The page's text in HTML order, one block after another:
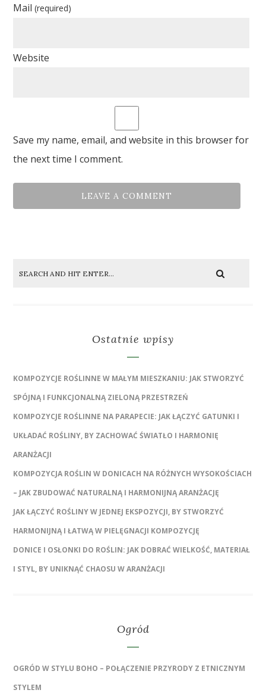
Mail(required)
Website
Save my name, email, and website in this browser for
the next time I comment.
Ostatnie wpisy
KOMPOZYCJE ROŚLINNE W MAŁYM MIESZKANIU: JAK STWORZYĆ
SPÓJNĄ I FUNKCJONALNĄ ZIELONĄ PRZESTRZEŃ
KOMPOZYCJE ROŚLINNE NA PARAPECIE: JAK ŁĄCZYĆ GATUNKI I
UKŁADAĆ ROŚLINY, BY ZACHOWAĆ ŚWIATŁO I HARMONIĘ
ARANŻACJI
KOMPOZYCJA ROŚLIN W DONICACH NA RÓŻNYCH WYSOKOŚCIACH
– JAK ZBUDOWAĆ NATURALNĄ I HARMONIJNĄ ARANŻACJĘ
JAK ŁĄCZYĆ ROŚLINY W JEDNEJ EKSPOZYCJI, BY STWORZYĆ
HARMONIJNĄ I ŁATWĄ W PIELĘGNACJI KOMPOZYCJĘ
DONICE I OSŁONKI DO ROŚLIN: JAK DOBRAĆ WIELKOŚĆ, MATERIAŁ
I STYL, BY UNIKNĄĆ CHAOSU W ARANŻACJI
Ogród
OGRÓD W STYLU BOHO – POŁĄCZENIE PRZYRODY Z ETNICZNYM
STYLEM